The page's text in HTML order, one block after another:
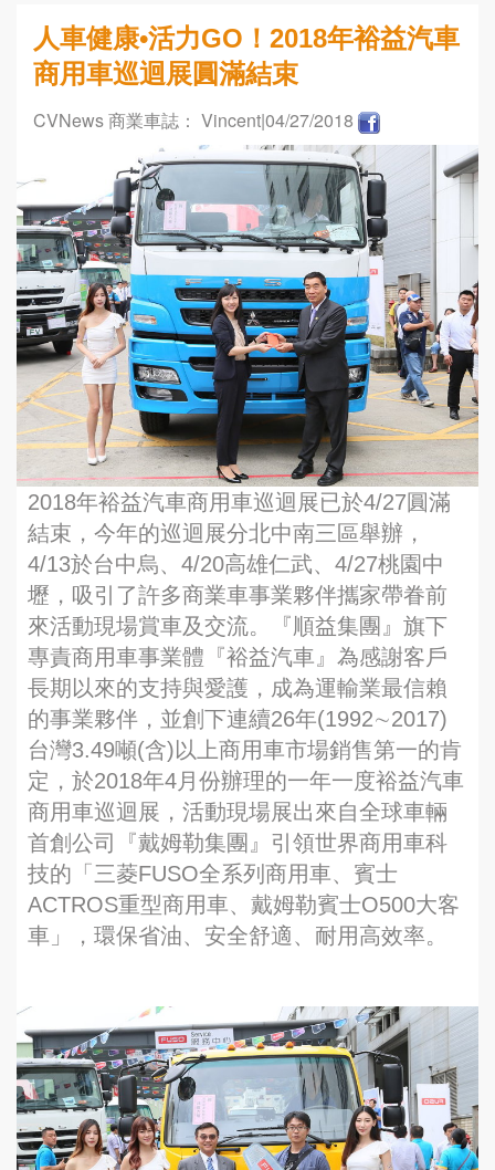
人車健康•活力GO！2018年裕益汽車
商用車巡迴展圓滿結束
CVNews 商業車誌： Vincent|04/27/2018
2018年裕益汽車商用車巡迴展已於4/27圓滿
結束，今年的巡迴展分北中南三區舉辦，
4/13於台中烏、4/20高雄仁武、4/27桃園中
壢，吸引了許多商業車事業夥伴攜家帶眷前
來活動現場賞車及交流。『順益集團』旗下
專責商用車事業體『裕益汽車』為感謝客戶
長期以來的支持與愛護，成為運輸業最信賴
的事業夥伴，並創下連續26年(1992∼2017)
台灣3.49噸(含)以上商用車市場銷售第一的肯
定，於2018年4月份辦理的一年一度裕益汽車
商用車巡迴展，活動現場展出來自全球車輛
首創公司『戴姆勒集團』引領世界商用車科
技的「三菱FUSO全系列商用車、賓士
ACTROS重型商用車、戴姆勒賓士O500大客
車」，環保省油、安全舒適、耐用高效率。